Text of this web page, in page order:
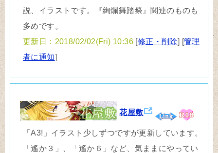
説、イラストです。『絢爛舞踏祭』関連のものも
多めです。
更新日：2018/02/02(Fri) 10:36 [修正・削除] [管理
者に通知]
花屋敷
「A3!」イラスト少しずつですが更新しています。
「遙か３」、「遙か６」など、気ままにやってい